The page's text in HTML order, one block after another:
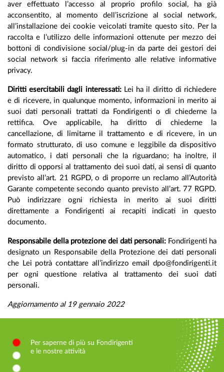
aver effettuato l’accesso al proprio profilo social, ha già
acconsentito, al momento dell’iscrizione al social network,
all’installazione dei cookie veicolati tramite questo sito. Per la
raccolta e l’utilizzo delle informazioni ottenute per mezzo dei
bottoni di condivisione social/plug-in da parte dei gestori dei
social network si faccia riferimento alle relative informative
privacy.
Diritti esercitabili dagli interessati:Lei ha il diritto di richiedere
e di ricevere, in qualunque momento, informazioni in merito ai
suoi dati personali trattati da Fondirigenti o di chiederne la
rettifica. Ove applicabile, ha diritto di chiederne la
cancellazione, di limitarne il trattamento e di ricevere, in un
formato strutturato, di uso comune e leggibile da dispositivo
automatico, i dati personali che la riguardano; ha inoltre, il
diritto di opporsi al trattamento dei suoi dati, ai sensi di quanto
previsto all’art. 21 RGPD, o di proporre un reclamo all’Autorità
Garante competente secondo quanto previsto all’art. 77 RGPD.
Può indirizzare ogni richiesta in merito ai suoi diritti
direttamente a Fondirigenti ai recapiti indicati in questo
documento.
Responsabile della protezione dei dati personali: Fondirigenti ha
designato un Responsabile della Protezione dei dati personali
che Lei potrà contattare all’indirizzo email dpo@fondirigenti.it
per ogni questione relativa al trattamento dei suoi dati
personali.
Aggiornamento al 19 gennaio 2022
Per saperne di più su Fondirigenti
e le nostre attività